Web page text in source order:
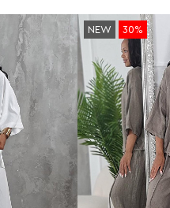
NEW 30%